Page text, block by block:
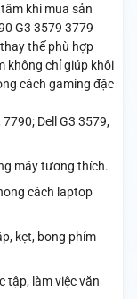
khi mua sản
G3 3579 3779
thế phù hợp
không chỉ giúp khôi
cách gaming đặc
Dell G3 3579,
máy tương thích.
cách laptop
kẹt, bong phím
tập, làm việc văn